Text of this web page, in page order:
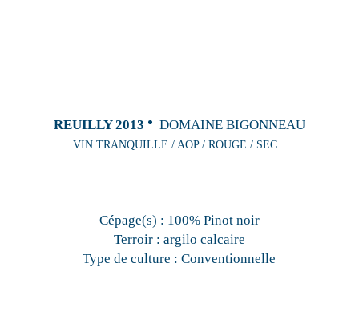
REUILLY 2013 DOMAINE BIGONNEAU
VIN TRANQUILLE / AOP / ROUGE / SEC
Cépage(s) : 100% Pinot noir
Terroir : argilo calcaire
Type de culture : Conventionnelle